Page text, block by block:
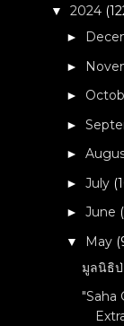
▼2024
►
►
►
►
►
►July
►June
▼ May
มูลนิธิป่
"Saha